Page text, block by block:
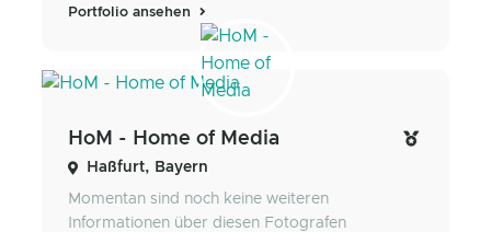
Portfolio ansehen
HoM - Home of Media
Haßfurt, Bayern
Momentan sind noch keine weiteren
Informationen über diesen Fotografen